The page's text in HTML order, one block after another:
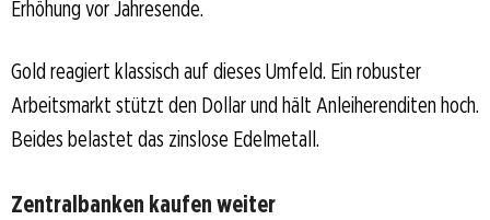
Erhöhung vor Jahresende.
Gold reagiert klassisch auf dieses Umfeld. Ein robuster
Arbeitsmarkt stützt den Dollar und hält Anleiherenditen hoch.
Beides belastet das zinslose Edelmetall.
Zentralbanken kaufen weiter